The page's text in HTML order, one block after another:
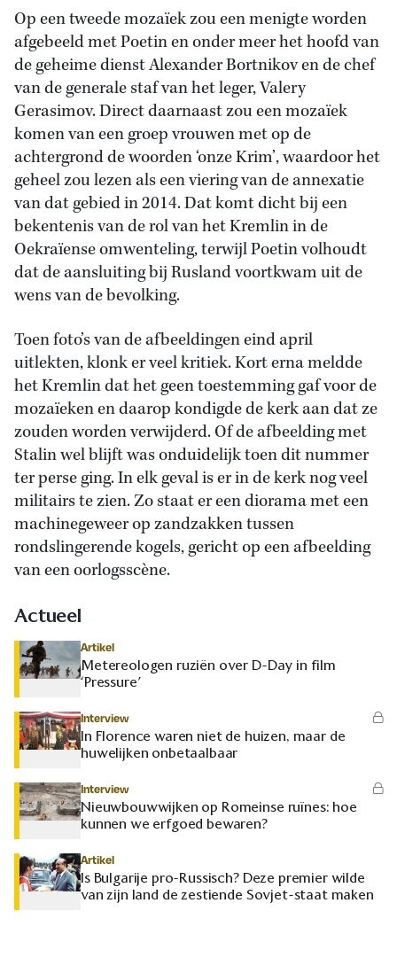
Op een tweede mozaïek zou een menigte worden
afgebeeld met Poetin en onder meer het hoofd van
de geheime dienst Alexander Bortnikov en de chef
van de generale staf van het leger, Valery
Gerasimov. Direct daarnaast zou een mozaïek
komen van een groep vrouwen met op de
achtergrond de woorden ‘onze Krim’, waardoor het
geheel zou lezen als een viering van de annexatie
van dat gebied in 2014. Dat komt dicht bij een
bekentenis van de rol van het Kremlin in de
Oekraïense omwenteling, terwijl Poetin volhoudt
dat de aansluiting bij Rusland voortkwam uit de
wens van de bevolking.
Toen foto’s van de afbeeldingen eind april
uitlekten, klonk er veel kritiek. Kort erna meldde
het Kremlin dat het geen toestemming gaf voor de
mozaïeken en daarop kondigde de kerk aan dat ze
zouden worden verwijderd. Of de afbeelding met
Stalin wel blijft was onduidelijk toen dit nummer
ter perse ging. In elk geval is er in de kerk nog veel
militairs te zien. Zo staat er een diorama met een
machinegeweer op zandzakken tussen
rondslingerende kogels, gericht op een afbeelding
van een oorlogsscène.
Actueel
Artikel
Metereologen ruziën over D-Day in film
‘Pressure’
Interview
In Florence waren niet de huizen, maar de
huwelijken onbetaalbaar
Interview
Nieuwbouwwijken op Romeinse ruïnes: hoe
kunnen we erfgoed bewaren?
Artikel
Is Bulgarije pro-Russisch? Deze premier wilde
van zijn land de zestiende Sovjet-staat maken